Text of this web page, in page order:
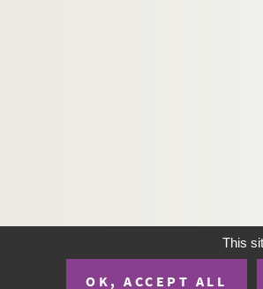
This
OK, ACCEPT ALL